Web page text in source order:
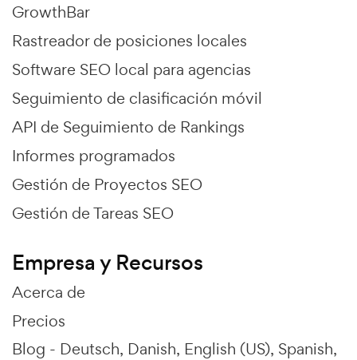
GrowthBar
Rastreador de posiciones locales
Software SEO local para agencias
Seguimiento de clasificación móvil
API de Seguimiento de Rankings
Informes programados
Gestión de Proyectos SEO
Gestión de Tareas SEO
Empresa y Recursos
Acerca de
Precios
Blog - Deutsch Danish English (US) Spanish